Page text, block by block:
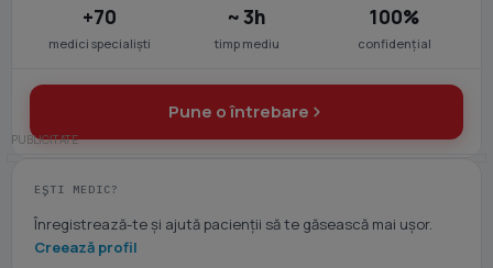
+70
medici specialiști
~ 3h
timp mediu
100%
confidențial
Pune o întrebare
EȘTI MEDIC?
Înregistrează-te și ajută pacienții să te găsească mai ușor.
Creează profil